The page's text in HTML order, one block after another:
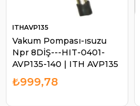
Vakum Pompası-ısuzu
Npr 8DİŞ---HIT-0401-
AVP135-140 | ITH AVP135
ITHAVP135
₺999,78